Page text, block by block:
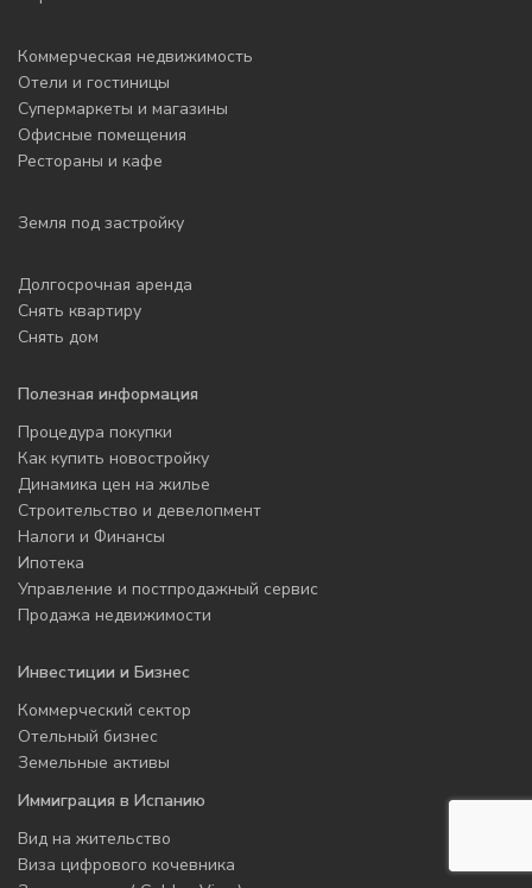
Коммерческая недвижимость
Отели и гостиницы
Супермаркеты и магазины
Офисные помещения
Рестораны и кафе
Земля под застройку
Долгосрочная аренда
Снять квартиру
Снять дом
Полезная информация
Процедура покупки
Как купить новостройку
Динамика цен на жилье
Строительство и девелопмент
Налоги и Финансы
Ипотека
Управление и постпродажный сервис
Продажа недвижимости
Инвестиции и Бизнес
Коммерческий сектор
Отельный бизнес
Земельные активы
Иммиграция в Испанию
Вид на жительство
Виза цифрового кочевника